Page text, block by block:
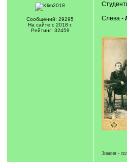
Сообщений: 29295
На сайте с 2018 г.
Рейтинг: 32459
Слева -
---
Знания -